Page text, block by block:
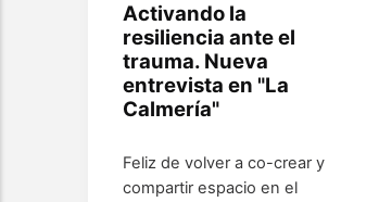
Activando la
resiliencia ante el
trauma. Nueva
entrevista en "La
Calmería"
Feliz de volver a co-crear y
compartir espacio en el